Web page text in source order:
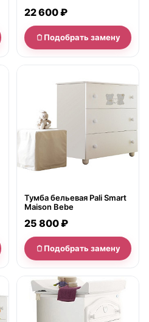
22 600 ₽
Подобрать замену
Тумба бельевая Pali Smart
Maison Bebe
25 800 ₽
Подобрать замену
нет в продаже